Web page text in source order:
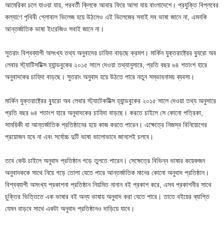
আমেরিকা চলে যাওয়া যায়, পরবর্তী ক্লিকে আবার ফিরে আসা যায় বাংলাদেশে। প্রযুক্তি বিপ্লবের
কল্যাণে পৃথিবী গ্লোবাল ভিলেজ হয়ে উঠলেও এই ভিলেজের সবাই সব ভাষা জানে না, এমনকি
আন্তর্জাতিক ভাষা ইংরেজিও সবাই জানে না।
সুতরাং বিশ্বব্যাপী অসংখ্য তথ্য অনুবাদের চাহিদা বাড়ছে ক্রমশ। মার্কিন যুক্তরাষ্ট্রের ব্যুরো অব
লেবার স্ট্যাটিসটিক্স হ্যান্ডবুকের ২০১৫ সালে দেওয়া তথ্যানুসারে, প্রতি বছর ৬৪ শতাংশ হারে
অনুবাদকের চাহিদা বাড়ছে। সুতরাং অনুবাদ হয়ে উঠতে পারে নতুন সম্ভাবনাময় ব্যবসা।
মার্কিন যুক্তরাষ্ট্রের ব্যুরো অব লেবার স্ট্যাটেকটিক্স হ্যান্ডবুকের ২০১৫ সালে দেওয়া তথ্য অনুসারে
প্রতি বছর ৬৪ শতাংশ হারে অনুবাদকের চাহিদা বাড়ছে। করতে চাইলে সে কোনো পত্রিকা,
সাময়িকী বা আন্তর্জাতিক প্রতিষ্ঠানের হয়ে কাজ করতে পারেন। এক্ষেত্রে নিজস্ব বিনিয়োগের
প্রয়োজন হবে না এবং সর্বোচ্চ দুটি ভাষা ভালোভাবে জানলেই চলবে।
তবে কেউ চাইলে অনুবাদ প্রতিষ্ঠান গড়ে তুলতে পারেন। সেক্ষেত্রে বিভিন্ন ভাষার কয়েকজন
অনুবাদককে সাথে নিয়ে গড়ে তোলা যেতে পারে আন্তর্জাতিক মানের কোনো অনুবাদ প্রতিষ্ঠান।
বিশ্বব্যাপী অসংখ্য প্রকাশনা প্রতিষ্ঠান নিয়মিত নানান বই প্রকাশ করে, এসব প্রকাশনীর সাথে
চুক্তির ভিত্তিতে এক ভাষার বই অন্য ভাষায় অনুবাদ করা যেতে পারে। তাতে বইয়ের ব্যাপ্তি
যেমন বাড়বে সাথে একটা অনুবাদ প্রতিষ্ঠানও দাড়িয়ে যাবে।